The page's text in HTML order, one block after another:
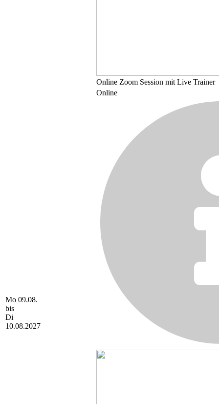
Online Zoom Session mit Live Trainer
Mo 09.08.
bis
Di
10.08.2027
Online